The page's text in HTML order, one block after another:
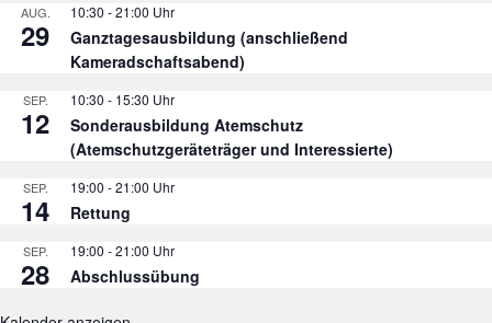
AUG.
29
10:30 -21:00
Ganztagesausbildung (anschließend
Kameradschaftsabend)
SEP.
12
10:30 - 15:30
Sonderausbildung Atemschutz
(Atemschutzgeräteträger und Interessierte)
SEP.
14
19:00 -21:00
Rettung
SEP.
28
19:00 -21:00
Abschlussübung